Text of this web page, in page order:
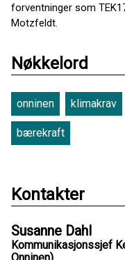
forventninger som
Motzfeldt.
Nøkkelord
onninen klimakrav
bærekraft
Kontakter
Susanne Dahl
Kommunikasjonssjef
Onninen)